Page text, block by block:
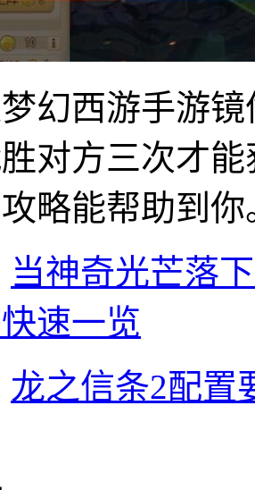
幻西游手游
对方三次才
略能帮助到你
当神奇光芒落
速一览
龙之信条2配置